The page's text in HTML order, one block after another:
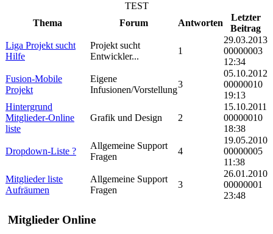
TEST
Thema
Forum Antworten
Letzter
Beitrag
Liga Projekt sucht
Hilfe
Projekt sucht
Entwickler...
1
29.03.2013
00000003
12:34
Fusion-Mobile
Projekt
Eigene
Infusionen/Vorstellung
3
05.10.2012
00000010
19:13
Hintergrund
Mitglieder-Online
liste
Grafik und Design 2
15.10.2011
00000010
18:38
Dropdown-Liste ?
Allgemeine Support
Fragen
4
19.05.2010
00000005
11:38
Mitglieder liste
Aufräumen
Allgemeine Support
Fragen
3
26.01.2010
00000001
23:48
Mitglieder Online